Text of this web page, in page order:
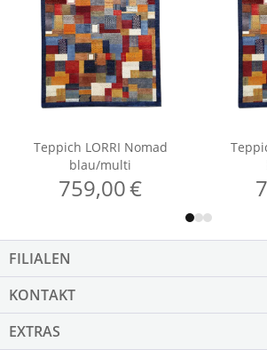
FILIALEN
KONTAKT
EXTRAS